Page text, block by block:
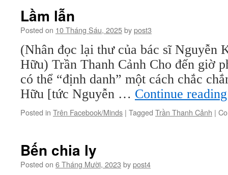
Lầm lẫn
Posted on 10 Tháng Sáu, 2025bypost3
(Nhân đọc lại thư của bác sĩ Nguyễn
Hữu) Trần Thanh Cảnh Cho đến giờ
có thể “định danh” một cách chắc
Hữu [tức Nguyễn … Continue
Posted in Trên Facebook/Minds | Tagged Trần Thanh Cảnh |
Bến chia ly
Posted on 6 Tháng Mười, 2023 bypost4